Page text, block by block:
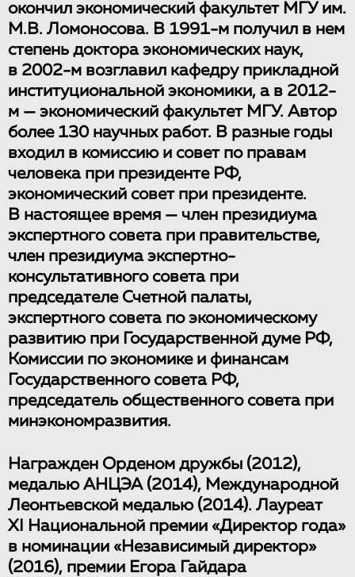
окончил экономический факультет МГУ им.
М.В. Ломоносова. В 1991-м получил в нем
степень доктора экономических наук,
в 2002-м возглавил кафедру прикладной
институциональной экономики, а в 2012-
м — экономический факультет МГУ. Автор
более 130 научных работ. В разные годы
входил в комиссию и совет по правам
человека при президенте РФ,
экономический совет при президенте.
В настоящее время — член президиума
экспертного совета при правительстве,
член президиума экспертно-
консультативного совета при
председателе Счетной палаты,
экспертного совета по экономическому
развитию при Государственной думе РФ,
Комиссии по экономике и финансам
Государственного совета РФ,
председатель общественного совета при
минэкономразвития.
Награжден Орденом дружбы (2012),
медалью АНЦЭА (2014), Международной
Леонтьевской медалью (2014). Лауреат
XI Национальной премии «Директор года»
в номинации «Независимый директор»
(2016), премии Егора Гайдара